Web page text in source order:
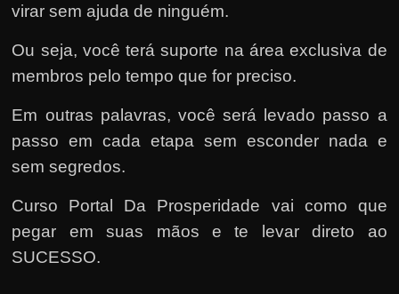
virar sem ajuda de ninguém.
Ou seja, você terá suporte na área exclusiva de
membros pelo tempo que for preciso.
Em outras palavras, você será levado passo a
passo em cada etapa sem esconder nada e
sem segredos.
Curso Portal Da Prosperidade vai como que
pegar em suas mãos e te levar direto ao
SUCESSO.